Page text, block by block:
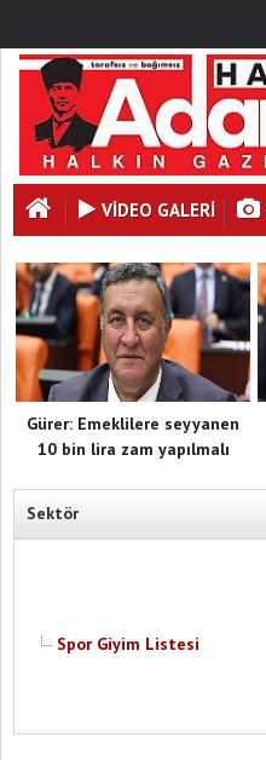
VİDEO GALERİ
Gürer: Emeklilere seyyanen
10 bin lira zam yapılmalı
Sektör
Spor Giyim Listesi